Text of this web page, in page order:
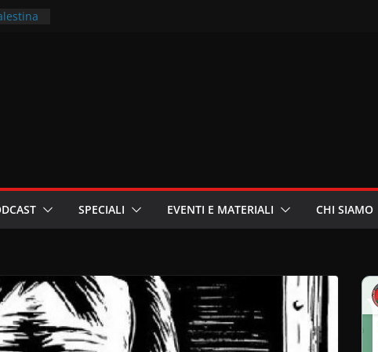
SPECIALI EVENTI E MATERIALI CHI SIAMO